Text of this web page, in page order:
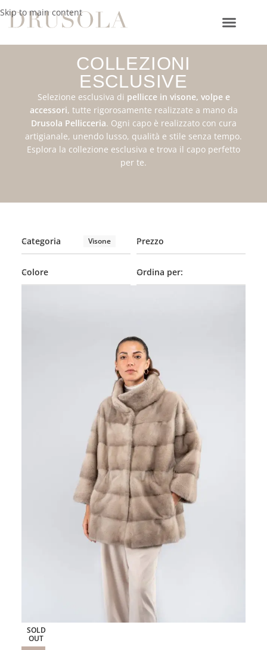
Skip to main content
COLLEZIONI
ESCLUSIVE
Selezione esclusiva di pellicce in visone, volpe e
accessori, tutte rigorosamente realizzate a mano da
Drusola Pellicceria. Ogni capo è realizzato con cura
artigianale, unendo lusso, qualità e stile senza tempo.
Esplora la collezione esclusiva e trova il capo perfetto
per te.
Categoria Visone Prezzo
Colore Ordina per:
SOLD
OUT